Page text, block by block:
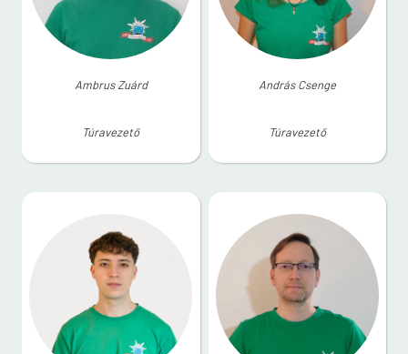
Ambrus Zuárd
Túravezető
András Csenge
Túravezető